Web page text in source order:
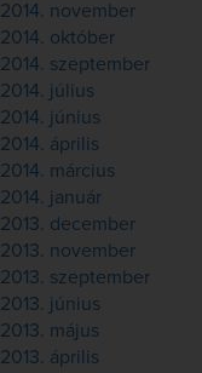
2014. november
2014. október
2014. szeptember
2014. július
2014. június
2014. április
2014. március
2014. január
2013. december
2013. november
2013. szeptember
2013. június
2013. május
2013. április